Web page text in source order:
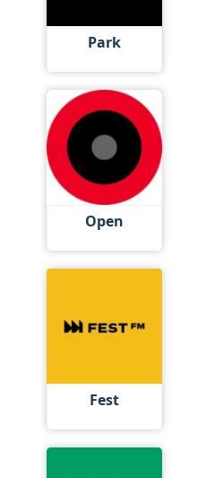
Park
Open
Fest